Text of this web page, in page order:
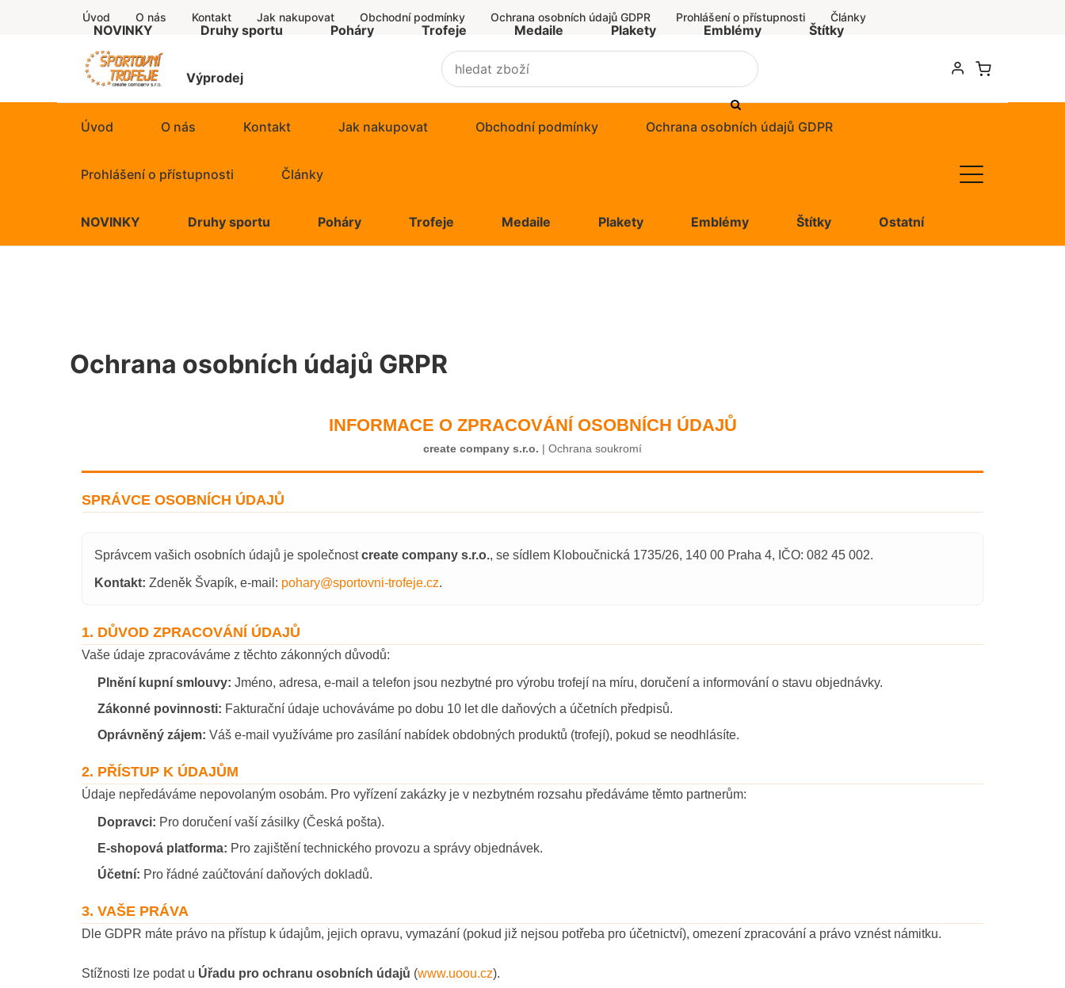
Úvod O nás Kontakt Jak nakupovat Obchodní podmínky Ochrana osobních údajů GDPR Prohlášení o přístupnosti Články
NOVINKY Druhy sportu Poháry Trofeje Medaile Plakety Emblémy Štítky
Ostatní Výprodej
Úvod O nás Kontakt Jak nakupovat Obchodní podmínky Ochrana osobních údajů GDPR
Prohlášení o přístupnosti Články
NOVINKY Druhy sportu Poháry Trofeje Medaile Plakety Emblémy Štítky Ostatní
Ochrana osobních údajů GRPR
INFORMACE O ZPRACOVÁNÍ OSOBNÍCH ÚDAJŮ
create company s.r.o. | Ochrana soukromí
SPRÁVCE OSOBNÍCH ÚDAJŮ
Správcem vašich osobních údajů je společnostcreate company s.r.o., se sídlem Kloboučnická 1735/26, 140 00 Praha 4, IČO: 082 45 002.
Kontakt: Zdeněk Švapík, e-mail: pohary@sportovni-trofeje.cz.
1. DŮVOD ZPRACOVÁNÍ ÚDAJŮ
Vaše údaje zpracováváme z těchto zákonných důvodů:
Plnění kupní smlouvy: Jméno, adresa, e-mail a telefon jsou nezbytné pro výrobu trofejí na míru, doručení a informování o stavu objednávky.
Zákonné povinnosti: Fakturační údaje uchováváme po dobu 10 let dle daňových a účetních předpisů.
Oprávněný zájem: Váš e-mail využíváme pro zasílání nabídek obdobných produktů (trofejí), pokud se neodhlásíte.
2. PŘÍSTUP K ÚDAJŮM
Údaje nepředáváme nepovolaným osobám. Pro vyřízení zakázky je v nezbytném rozsahu předáváme těmto partnerům:
Dopravci: Pro doručení vaší zásilky (Česká pošta).
E-shopová platforma: Pro zajištění technického provozu a správy objednávek.
Účetní: Pro řádné zaúčtování daňových dokladů.
3. VAŠE PRÁVA
Dle GDPR máte právo na přístup k údajům, jejich opravu, vymazání (pokud již nejsou potřeba pro účetnictví), omezení zpracování a právo vznést námitku.
Stížnosti lze podat u Úřadu pro ochranu osobních údajů (www.uoou.cz).